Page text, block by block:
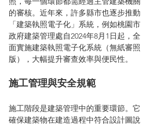
的審核。近年來，許多縣市也逐步推動
「建築執照電子化」系統，例如桃園市
政府建築管理處自2024年8月1日起，全
面實施建築執照電子化系統（無紙審照
版），大幅提升審查效率與便民性。
施工管理與安全規範
施工階段是建築管理中的重要環節。它
確保建築物在建造過程中符合設計圖說